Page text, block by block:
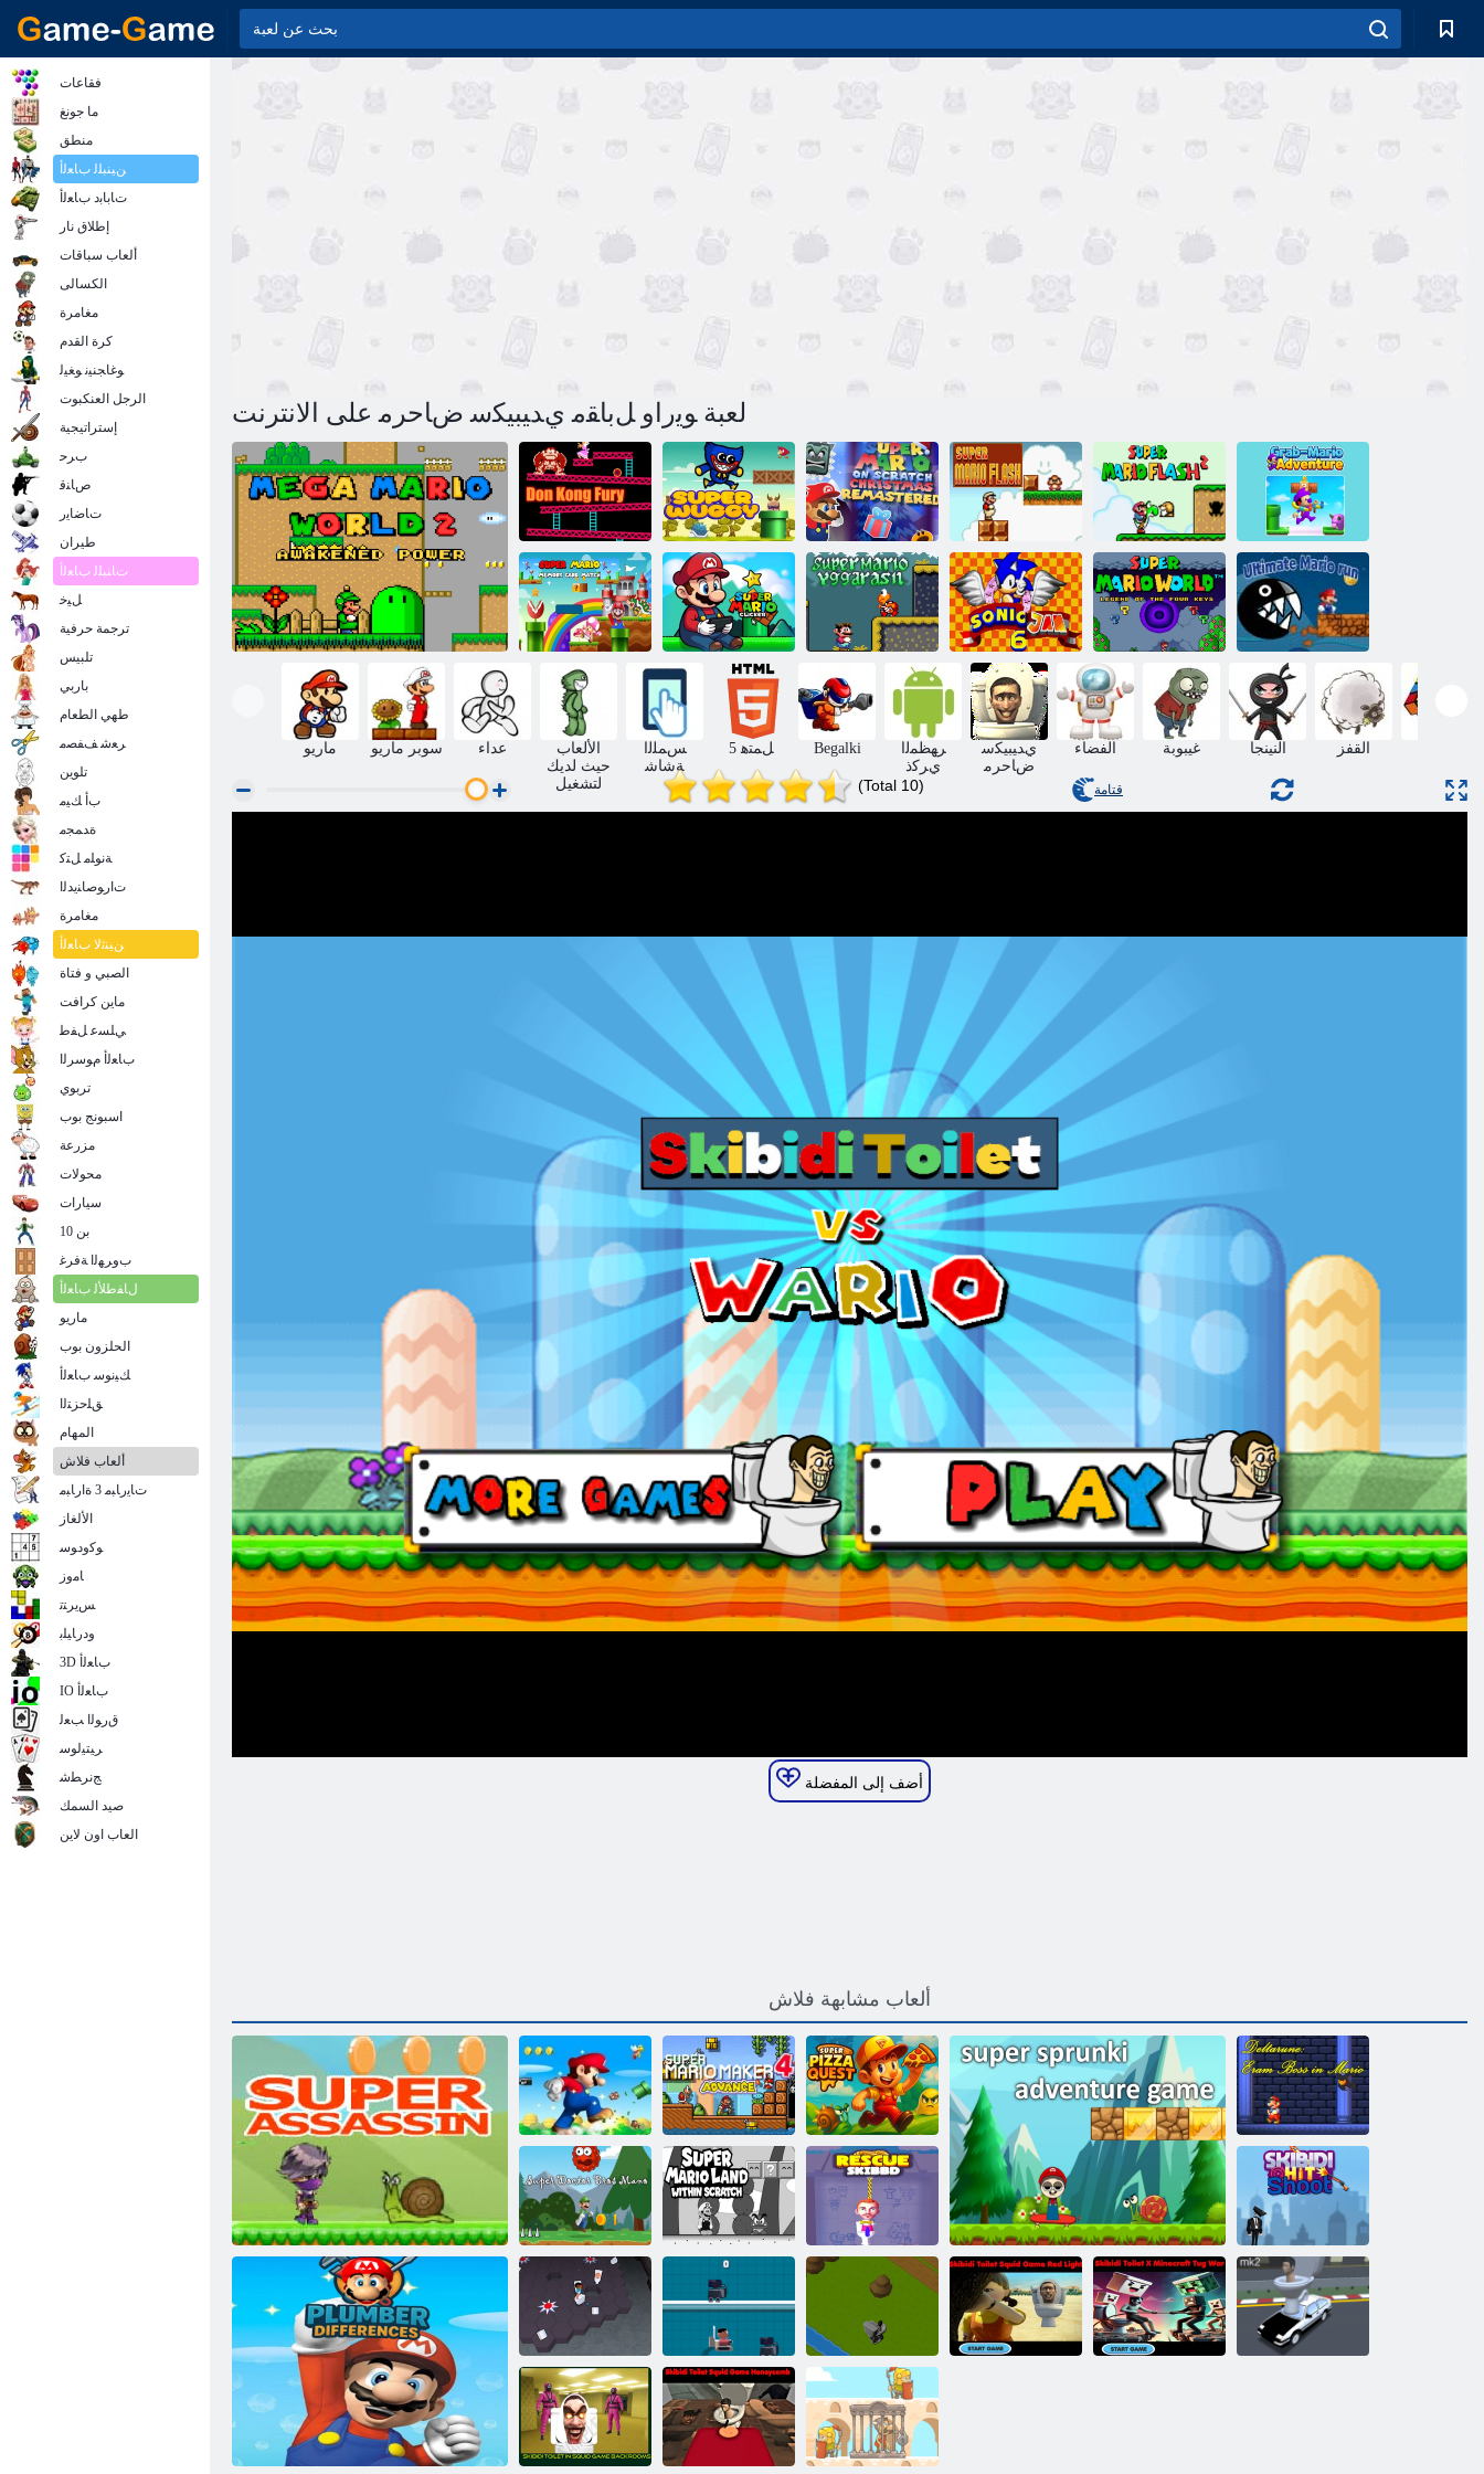
لعبة ﻮﻳﺭﺍﻭ ﻞﺑﺎﻘﻣ ﻱﺪﻴﺒﻴﻜﺳ ﺽﺎﺣﺮﻣ على الانترنت
ﻱﺭﻮﻴﻓ ﻎﻧﻮﻛ ﻥﻭﺩ ﻲﺟﻭﻭ ﺮﺑﻮﺳ
ﺮﺘﺴﻤﻳﺭ ﺩﻼ ﻴﻤﻟﺍ
ﺪﻴﻋ ﺶﺗﺍﺮﻜﺳ
ﻰﻠﻋ ﻮﻳﺭﺎﻣ ﺮﺑﻮﺳ
ﺵﻼ ﻓ ﻮﻳﺭﺎﻣ
ﺮﺑﻮﺳ
2 ﺵﻼ ﻓ ﻮﻳﺭﺎﻣ
ﺮﺑﻮﺳ
ﻮﻳﺭﺎﻣ ﻰﻠﻋ
ءﻼ ﻴﺘﺳﻻ ﺍ ﺓﺮﻣﺎﻐﻣ
ﻮﻳﺭﺎﻣ ﺮﺑﻮﺳ
ﺓﺮﻛﺍﺬﻟﺍ ﺔﻗﺎﻄﺑ
ﺓﺍﺭﺎﺒﻣ
ﺱﺮﻔﻟﺍ ﻮﻳﺭﺎﻣ
ﺮﺑﻮﺳ
ﻞﻴﺳﺍﺭﺪﻐﻳ ﻮﻳﺭﺎﻣ Sonic Jam 6
Super Mario
World Legend of
the Four Keys
ﻯﺪﻤﻟﺍ ﻲﺋﺎﻬﻨﻟﺍ
ماريو سوبر ماريو عداء
الألعاب
حيث لديك
لتشغيل
ﺲﻤﻠﻟﺍ
ﺔﺷﺎﺷ
5 ﻞﻤﺘﻫ Begalki
ﺮﻬﻈﻤﻟﺍ
ﻱﺮﻛﺫ
ﻱﺪﻴﺒﻴﻜﺳ
ﺽﺎﺣﺮﻣ
الفضاء غيبوبة النينجا القفز
(Total 10) قتامة
أضف إلى المفضلة
ألعاب مشابهة فلاش
ﺮﺑﻮﺳ ﻞﺗﺎﻗ
ﺰﻐﻠﻟﺍ ﻮﻳﺭﺎﻣ
ﺮﺑﻮﺳ
4 ﻮﻳﺭﺎﻣ ﺮﺑﻮﺳ
ﻊﻧﺎﺻ
ﻲﻌﺴﻟﺍ ﺍﺰﺘﻴﺑ
ﺮﺑﻮﺳ
Deltarune: Eram
Boss in Mario
ﻮﻧﺎﻣ ﺱﻭﺮﺑ
ﺭﻮﺘﻛﺩ ﺮﺑﻮﺳ
Super Mario
Land ﺮﻔﺼﻟﺍ
ﻞﺧﺍﺩ
Skibbd ﺫﺎﻘﻧﺇ
ﺭﺎﻨﻟﺍ ﻕﻼ ﻃﻻ
ﻝﺩﺎﺒﺗ ﻱﺪﻴﺒﻴﻜﺳ
ﺏﺮﺿ
Skibidi
ﺽﺎﺣﺮﻤﻟﺍ IO
ﺰﻔﻘﻟﺍ ﺽﺎﺣﺮﻤﻟﺍ
ﻱﺪﻴﺒﻴﻜﺳ
ﻖﻳﺮﻄﻟﺍ ﺮﺒﻌﻳ
Skibidi ﺽﺎﺣﺮﻣ
فقاعات
ما جونغ
منطق
ﻦﻴﻨﺒﻠﻟ ﺏﺎﻌﻟﺃ
ﺕﺎﺑﺎﺑﺩ ﺏﺎﻌﻟﺃ
إطلاق نار
ألعاب سباقات
الكسالى
مغامرة
كرة القدم
ﻮﻏﺎﺠﻨﻴﻧ ﻮﻐﻴﻟ
الرجل العنكبوت
إستراتيجية
ﺏﺮﺣ
ﺹﺎﻨﻗ
ﺕﺎﺿﺎﻳﺭ
طيران
ﺕﺎﻨﺒﻠﻟ ﺏﺎﻌﻟﺃ
ﻞﻴﺧ
ترجمة حرفية
تلبيس
باربي
طهي الطعام
ﺮﻌﺷ ﻒﻔﺼﻣ
تلوين
ﺏﺃ ﻚﻴﻣ
ﺓﺪﻤﺠﻣ
ﺔﻧﻮﻠﻣ ﻞﺘﻛ
ﺕﺍﺭﻮﺻﺎﻨﻳﺪﻟﺍ
مغامرة
ﻦﻴﻨﺛﻻ ﺏﺎﻌﻟﺃ
الصبي و فتاة
ماين كرافت
ﻲﻠﺴﻋ ﻞﻔﻃ
ﺏﺎﻌﻟﺃ ﻡﻮﺳﺮﻟﺍ
تربوي
اسبونج بوب
مزرعة
محولات
سيارات
بن 10
ﺏﻭﺮﻬﻟﺍ ﺔﻓﺮﻏ
ﻝﺎﻔﻃﻸ ﻟ ﺏﺎﻌﻟﺃ
ماريو
الحلزون بوب
ﻚﻴﻧﻮﺳ ﺏﺎﻌﻟﺃ
ﻖﻠﺣﺰﺘﻟﺍ
المهام
ألعاب فلاش
ﺕﺎﻳﺭﺎﺒﻣ 3 ﺓﺍﺭﺎﺒﻣ
الألغاز
ﻮﻛﻭﺩﻮﺳ
ﺎﻣﻭﺯ
ﺲﻳﺮﺘﺗ
ﻭﺩﺭﺎﻴﻠﺑ
3D ﺏﺎﻌﻟﺃ
IO ﺏﺎﻌﻟﺃ
ﻕﺭﻮﻟﺍ ﺐﻌﻟ
ﺮﻴﺘﻴﻟﻮﺳ
ﺞﻧﺮﻄﺷ
صيد السمك
العاب اون لاين